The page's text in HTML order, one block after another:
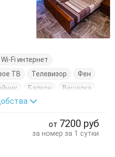
Wi-Fi интернет
ТВ Телевизор
Фен
Балкон
Вешалка
двуспальная
от 7200 руб
за номер за 1 сутки